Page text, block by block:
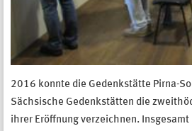
2016 konnte die Gedenkstätte Pirna-
Sächsische Gedenkstätten die
ihrer Eröffnung verzeichnen.